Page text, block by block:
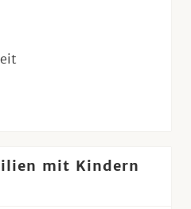
mit Kindern